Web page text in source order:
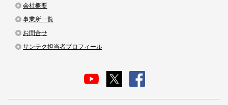
会社概要
事業所一覧
お問合せ
サンテク担当者プロフィール